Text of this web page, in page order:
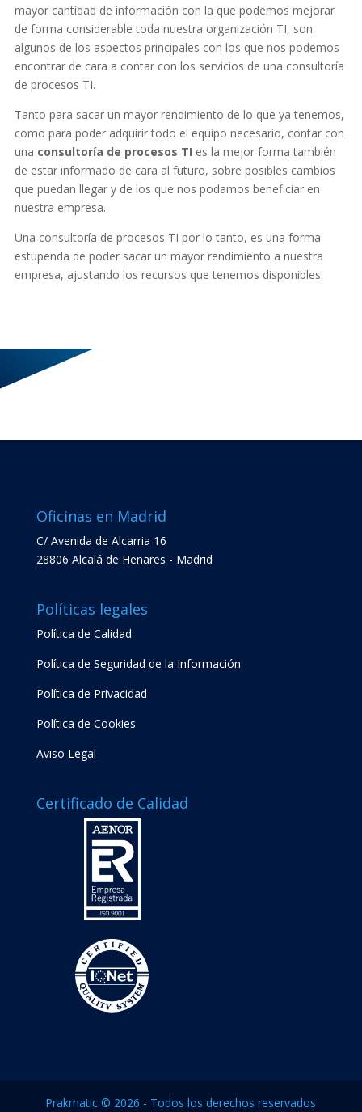
mayor cantidad de información con la que podemos mejorar
de forma considerable toda nuestra organización TI, son
algunos de los aspectos principales con los que nos podemos
encontrar de cara a contar con los servicios de una consultoría
de procesos TI.
Tanto para sacar un mayor rendimiento de lo que ya tenemos,
como para poder adquirir todo el equipo necesario, contar con
una consultoría de procesos TI es la mejor forma también
de estar informado de cara al futuro, sobre posibles cambios
que puedan llegar y de los que nos podamos beneficiar en
nuestra empresa.
Una consultoría de procesos TI por lo tanto, es una forma
estupenda de poder sacar un mayor rendimiento a nuestra
empresa, ajustando los recursos que tenemos disponibles.
Oficinas en Madrid
C/ Avenida de Alcarria 16
28806 Alcalá de Henares - Madrid
Políticas legales
Política de Calidad
Política de Seguridad de la Información
Política de Privacidad
Política de Cookies
Aviso Legal
Certificado de Calidad
Prakmatic © 2026 - Todos los derechos reservados